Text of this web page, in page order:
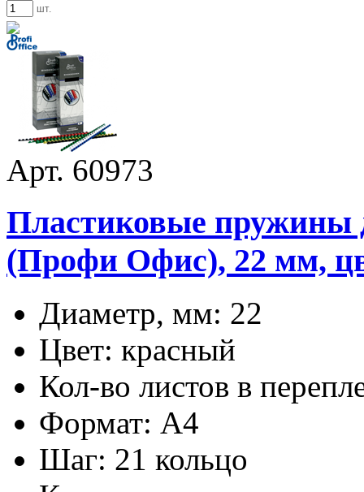
шт.
Арт. 60973
Пластиковые пружины
(Профи Офис), 22 мм,
Диаметр, мм: 22
Цвет: красный
Кол-во листов в
Формат: А4
Шаг: 21 кольцо